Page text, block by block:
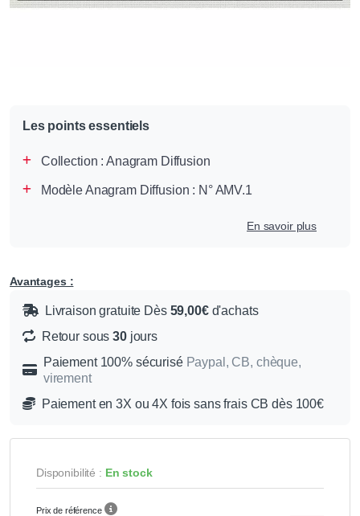
Les points essentiels
Collection : Anagram Diffusion
Modèle Anagram Diffusion : N° AMV.1
En savoir plus
Avantages :
Livraison gratuite Dès 59,00€d'achats
Retour sous30jours
Paiement 100% sécurisé Paypal, CB, chèque,
virement
Paiement en 3X ou 4X fois sans frais CB dès 100€
Disponibilité : En stock
Prix de référence